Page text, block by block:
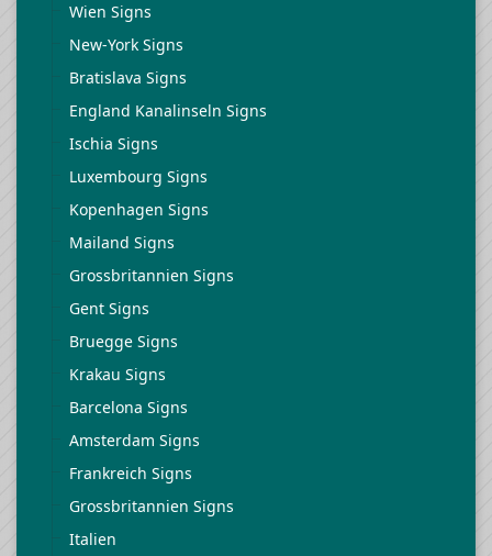
Wien Signs
New-York Signs
Bratislava Signs
England Kanalinseln Signs
Ischia Signs
Luxembourg Signs
Kopenhagen Signs
Mailand Signs
Grossbritannien Signs
Gent Signs
Bruegge Signs
Krakau Signs
Barcelona Signs
Amsterdam Signs
Frankreich Signs
Grossbritannien Signs
Italien